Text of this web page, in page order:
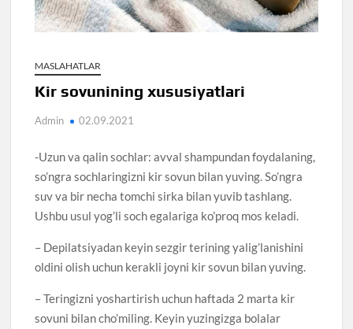
MASLAHATLAR
Kir sovunining xususiyatlari
Admin 02.09.2021
-Uzun va qalin sochlar: avval shampundan foydalaning,
so’ngra sochlaringizni kir sovun bilan yuving. So’ngra
suv va bir necha tomchi sirka bilan yuvib tashlang.
Ushbu usul yog’li soch egalariga ko’proq mos keladi.
– Depilatsiyadan keyin sezgir terining yalig’lanishini
oldini olish uchun kerakli joyni kir sovun bilan yuving.
– Teringizni yoshartirish uchun haftada 2 marta kir
sovuni bilan cho’miling. Keyin yuzingizga bolalar